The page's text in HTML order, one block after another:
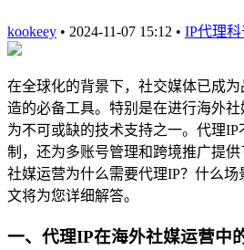
kookeey • 2024-11-07 15:12 • IP代理
在全球化的背景下，社交媒体已成
造的必备工具。特别是在进行海外
为不可或缺的技术支持之一。代理
制，还为多账号管理和跨境推广提
社媒运营为什么需要代理IP？什么
文将为您详细解答。
一、代理IP在海外社媒运营中